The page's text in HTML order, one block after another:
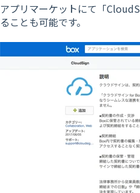
アプリマーケットにて「
ることも可能です。